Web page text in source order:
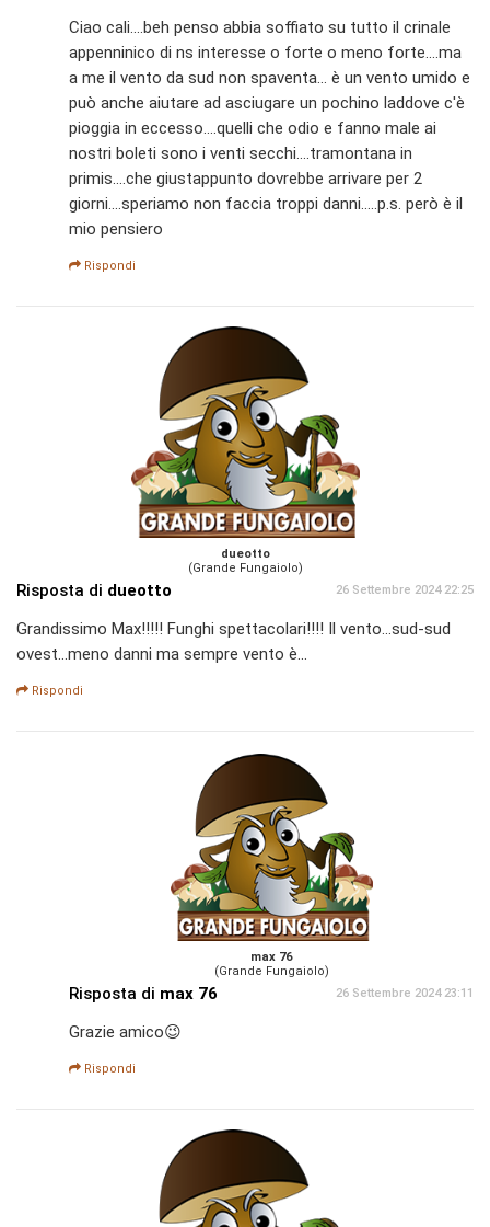
Ciao cali....beh penso abbia soffiato su tutto il crinale
appenninico di ns interesse o forte o meno forte....ma
a me il vento da sud non spaventa... è un vento umido e
può anche aiutare ad asciugare un pochino laddove c'è
pioggia in eccesso....quelli che odio e fanno male ai
nostri boleti sono i venti secchi....tramontana in
primis....che giustappunto dovrebbe arrivare per 2
giorni....speriamo non faccia troppi danni.....p.s. però è il
mio pensiero
Rispondi
dueotto
(Grande Fungaiolo)
Risposta di dueotto 26 Settembre 2024 22:25
Grandissimo Max!!!!! Funghi spettacolari!!!! Il vento...sud-sud
ovest...meno danni ma sempre vento è...
Rispondi
max 76
(Grande Fungaiolo)
Risposta di max 76 26 Settembre 2024 23:11
Grazie amico😉
Rispondi